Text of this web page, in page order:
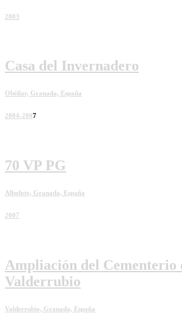
2003
Casa del Invernadero
Obéilar, Granada, España
2004-2007
70 VP PG
Albolote, Granada, España
2007
Ampliación del Cementerio
Valderrubio
Valderrubio, Granada, España